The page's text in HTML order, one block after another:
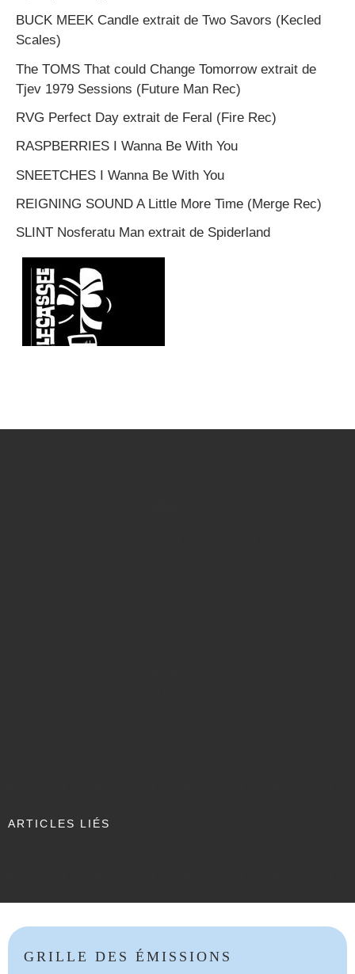
BUCK MEEK Candle extrait de Two Savors (Kecled
Scales)
The TOMS That could Change Tomorrow extrait de
Tjev 1979 Sessions (Future Man Rec)
RVG Perfect Day extrait de Feral (Fire Rec)
RASPBERRIES I Wanna Be With You
SNEETCHES I Wanna Be With You
REIGNING SOUND A Little More Time (Merge Rec)
SLINT Nosferatu Man extrait de Spiderland
ARTICLES LIÉS
GRILLE DES ÉMISSIONS